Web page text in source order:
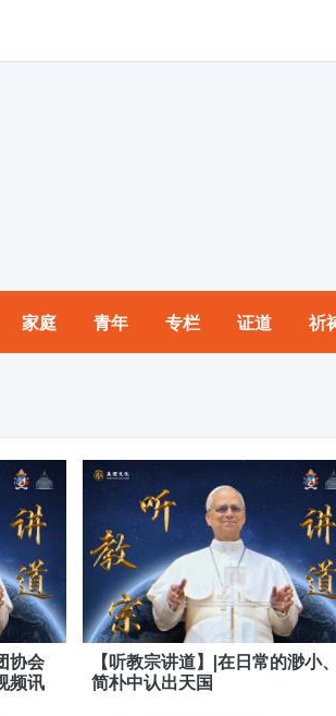
家庭 青年 专栏 证道 祈
协会
频讯
【听教宗讲道】|在日常的渺小
简朴中认出天国